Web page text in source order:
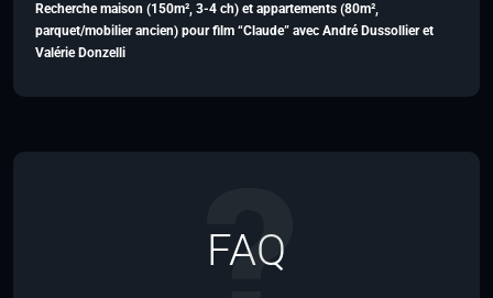
Recherche maison (150m², 3-4 ch) et appartements (80m²,
parquet/mobilier ancien) pour film “Claude” avec André Dussollier et
Valérie Donzelli
FAQ